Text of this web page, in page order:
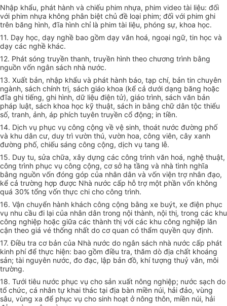
Nhập khẩu, phát hành và chiếu phim nhựa, phim video tài liệu: đối
với phim nhựa không phân biệt chủ đề loại phim; đối với phim ghi
trên băng hình, đĩa hình chỉ là phim tài liệu, phóng sự, khoa học.
11. Dạy học, dạy nghề bao gồm dạy văn hoá, ngoại ngữ, tin học và
dạy các nghề khác.
12. Phát sóng truyền thanh, truyền hình theo chương trình bằng
nguồn vốn ngân sách nhà nước.
13. Xuất bản, nhập khẩu và phát hành báo, tạp chí, bản tin chuyên
ngành, sách chính trị, sách giáo khoa (kể cả dưới dạng băng hoặc
đĩa ghi tiếng, ghi hình, dữ liệu điện tử), giáo trình, sách văn bản
pháp luật, sách khoa học kỹ thuật, sách in bằng chữ dân tộc thiểu
số, tranh, ảnh, áp phích tuyên truyền cổ động; in tiền.
14. Dịch vụ phục vụ công cộng về vệ sinh, thoát nước đường phố
và khu dân cư, duy trì vườn thú, vườn hoa, công viên, cây xanh
đường phố, chiếu sáng công cộng, dịch vụ tang lễ.
15. Duy tu, sửa chữa, xây dựng các công trình văn hoá, nghệ thuật,
công trình phục vụ công cộng, cơ sở hạ tầng và nhà tình nghĩa
bằng nguồn vốn đóng góp của nhân dân và vốn viện trợ nhân đạo,
kể cả trường hợp được Nhà nước cấp hỗ trợ một phần vốn không
quá 30% tổng vốn thực chi cho công trình.
16. Vận chuyển hành khách công cộng bằng xe buýt, xe điện phục
vụ nhu cầu đi lại của nhân dân trong nội thành, nội thị, trong các khu
công nghiệp hoặc giữa các thành thị với các khu công nghiệp lân
cận theo giá vé thống nhất do cơ quan có thẩm quyền quy định.
17. Điều tra cơ bản của Nhà nước do ngân sách nhà nước cấp phát
kinh phí để thực hiện: bao gồm điều tra, thăm dò địa chất khoáng
sản; tài nguyên nước, đo đạc, lập bản đồ, khí tượng thuỷ văn, môi
trường.
18. Tưới tiêu nước phục vụ cho sản xuất nông nghiệp; nước sạch do
tổ chức, cá nhân tự khai thác tại địa bàn miền núi, hải đảo, vùng
sâu, vùng xa để phục vụ cho sinh hoạt ở nông thôn, miền núi, hải